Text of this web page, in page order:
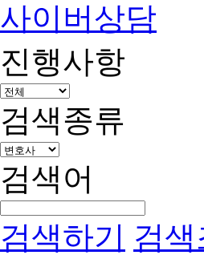
사이버상담
진행사항
검색종류
검색어
검색하기 검